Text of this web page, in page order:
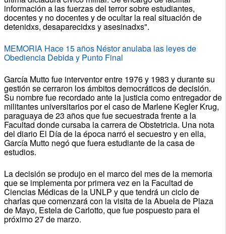
información a las fuerzas del terror sobre estudiantes,
docentes y no docentes y de ocultar la real situación de
detenidxs, desaparecidxs y asesinadxs".
MEMORIA Hace 15 años Néstor anulaba las leyes de
Obediencia Debida y Punto Final
García Mutto fue interventor entre 1976 y 1983 y durante su
gestión se cerraron los ámbitos democráticos de decisión.
Su nombre fue recordado ante la justicia como entregador de
militantes universitarios por el caso de Marlene Kegler Krug,
paraguaya de 23 años que fue secuestrada frente a la
Facultad donde cursaba la carrera de Obstetricia. Una nota
del diario El Día de la época narró el secuestro y en ella,
García Mutto negó que fuera estudiante de la casa de
estudios.
La decisión se produjo en el marco del mes de la memoria
que se implementa por primera vez en la Facultad de
Ciencias Médicas de la UNLP y que tendrá un ciclo de
charlas que comenzará con la visita de la Abuela de Plaza
de Mayo, Estela de Carlotto, que fue pospuesto para el
próximo 27 de marzo.